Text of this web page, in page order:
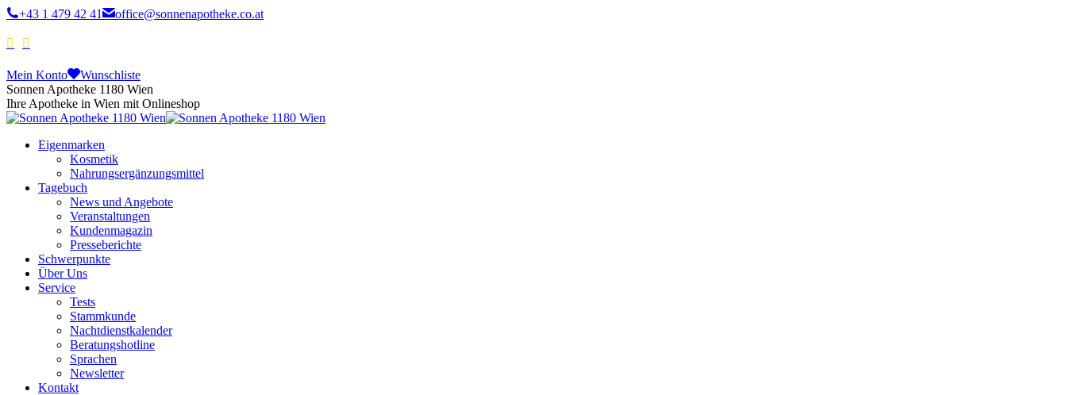
+43 1 479 42 41 office@sonnenapotheke.co.at
Mein Konto
Wunschliste
Sonnen Apotheke 1180 Wien
Ihre Apotheke in Wien mit Onlineshop
Eigenmarken
Kosmetik
Nahrungsergänzungsmittel
Tagebuch
News und Angebote
Veranstaltungen
Kundenmagazin
Presseberichte
Schwerpunkte
Über Uns
Service
Tests
Stammkunde
Nachtdienstkalender
Beratungshotline
Sprachen
Newsletter
Kontakt